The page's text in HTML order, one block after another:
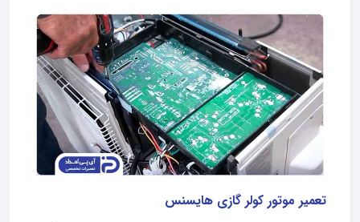
تعمیر موتور کولر گازی هایسنس